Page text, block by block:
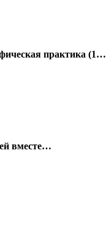
практика (1…
вместе…